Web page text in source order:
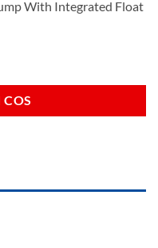
With Integrated Float